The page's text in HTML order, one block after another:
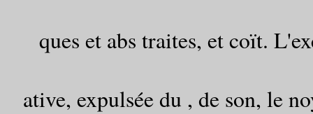
ques et abs traites, et coït.
ative, expulsée du , de son, le